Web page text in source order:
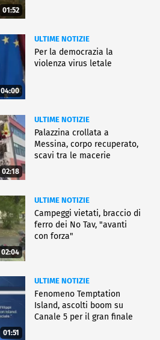
01:52
04:00
ULTIME NOTIZIE
Per la democrazia la
violenza virus letale
02:18
ULTIME NOTIZIE
Palazzina crollata a
Messina, corpo recuperato,
scavi tra le macerie
02:04
ULTIME NOTIZIE
Campeggi vietati, braccio di
ferro dei No Tav, "avanti
con forza"
01:51
ULTIME NOTIZIE
Fenomeno Temptation
Island, ascolti boom su
Canale 5 per il gran finale